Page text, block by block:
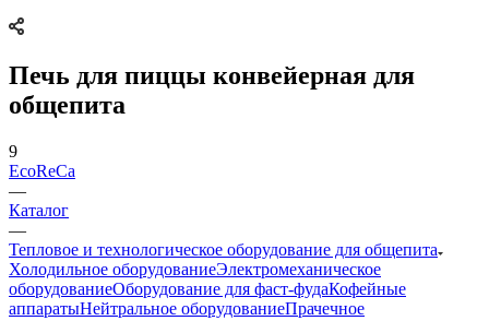
Печь для пиццы конвейерная для
общепита
9
EcoReCa
—
Каталог
—
Тепловое и технологическое оборудование для общепита
Холодильное оборудованиеЭлектромеханическое
оборудованиеОборудование для фаст-фудаКофейные
аппаратыНейтральное оборудованиеПрачечное